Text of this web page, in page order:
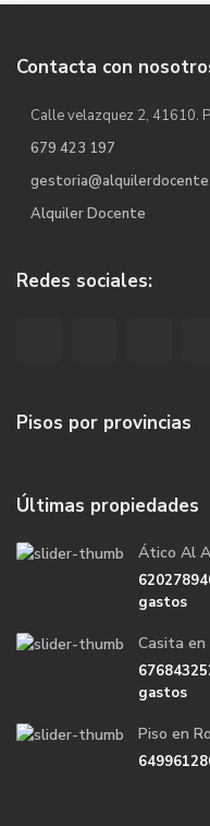
Contacta con
Calle velazquez 2, 41610.
679 423 197
Alquiler Docente
Redes sociales:
Pisos por provincias
Últimas propiedades
Ático Al
gastos
Casita en
gastos
Piso en